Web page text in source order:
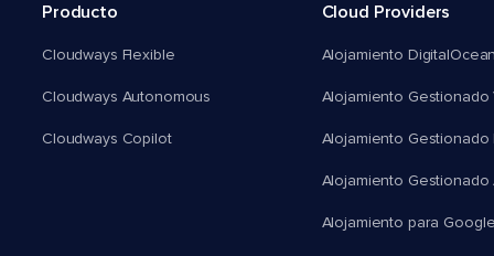
Producto
Cloudways Flexible
Cloudways Autonomous
Cloudways Copilot
Cloud Providers
Alojamiento
Alojamiento Gestionado
Alojamiento Gestionado
Alojamiento Gestionado
Alojamiento para